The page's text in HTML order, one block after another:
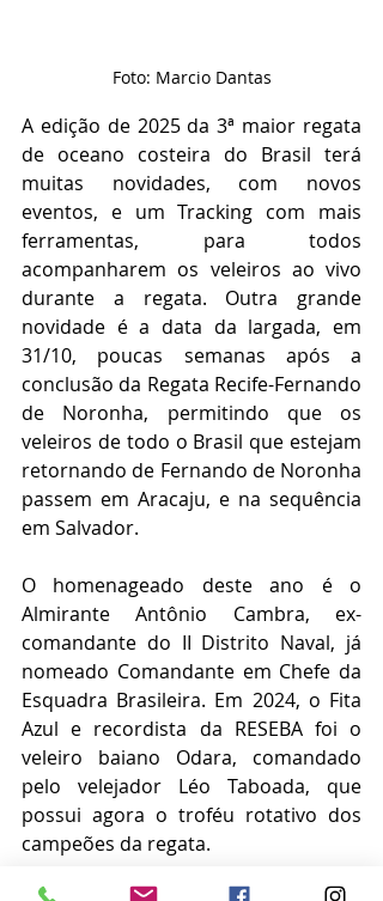
Foto: Marcio Dantas
A edição de 2025 da 3ª maior regata
de oceano costeira do Brasil terá
muitas novidades, com novos
eventos, e um Tracking com mais
ferramentas, para todos
acompanharem os veleiros ao vivo
durante a regata. Outra grande
novidade é a data da largada, em
31/10, poucas semanas após a
conclusão da Regata Recife-Fernando
de Noronha, permitindo que os
veleiros de todo o Brasil que estejam
retornando de Fernando de Noronha
passem em Aracaju, e na sequência
em Salvador.
O homenageado deste ano é o
Almirante Antônio Cambra, ex-
comandante do II Distrito Naval, já
nomeado Comandante em Chefe da
Esquadra Brasileira. Em 2024, o Fita
Azul e recordista da RESEBA foi o
veleiro baiano Odara, comandado
pelo velejador Léo Taboada, que
possui agora o troféu rotativo dos
campeões da regata.